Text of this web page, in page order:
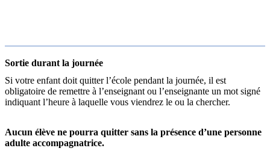
Sortie durant la journée
Si votre enfant doit quitter l’école pendant la journée, il est
obligatoire de remettre à l’enseignant ou l’enseignante un mot signé
indiquant l’heure à laquelle vous viendrez le ou la chercher.
Aucun élève ne pourra quitter sans la présence d’une personne
adulte accompagnatrice.